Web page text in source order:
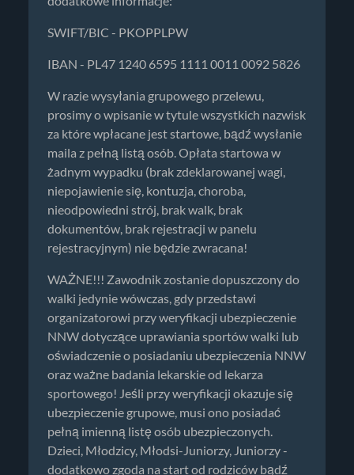
SWIFT/BIC - PKOPPLPW
IBAN - PL47 1240 6595 1111 0011 0092 5826
W razie wysyłania grupowego przelewu,
prosimy o wpisanie w tytule wszystkich nazwisk
za które wpłacane jest startowe, bądź wysłanie
maila z pełną listą osób. Opłata startowa w
żadnym wypadku (brak zdeklarowanej wagi,
niepojawienie się, kontuzja, choroba,
nieodpowiedni strój, brak walk, brak
dokumentów, brak rejestracji w panelu
rejestracyjnym) nie będzie zwracana!
WAŻNE!!! Zawodnik zostanie dopuszczony do
walki jedynie wówczas, gdy przedstawi
organizatorowi przy weryfikacji ubezpieczenie
NNW dotyczące uprawiania sportów walki lub
oświadczenie o posiadaniu ubezpieczenia NNW
oraz ważne badania lekarskie od lekarza
sportowego! Jeśli przy weryfikacji okazuje się
ubezpieczenie grupowe, musi ono posiadać
pełną imienną listę osób ubezpieczonych.
Dzieci, Młodzicy, Młodsi-Juniorzy, Juniorzy -
dodatkowo zgoda na start od rodziców bądź